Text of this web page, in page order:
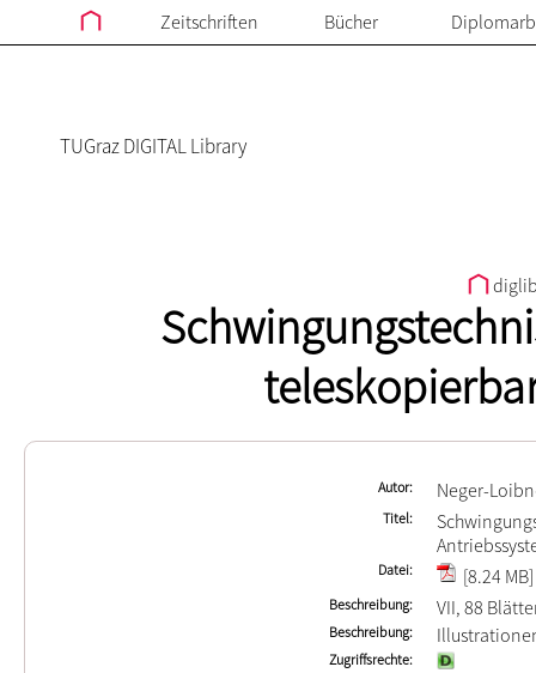
Zeitschriften Bücher
TUGraz DIGITAL Library
Autor Neger-
Titel
Datei [8.24 MB]
Beschreibung VII, 88
Beschreibung
Zugriffsrechte